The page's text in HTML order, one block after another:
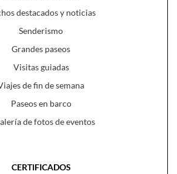
destacados y noticias
Senderismo
Grandes paseos
Visitas guiadas
de fin de semana
Paseos en barco
de fotos de eventos
CERTIFICADOS